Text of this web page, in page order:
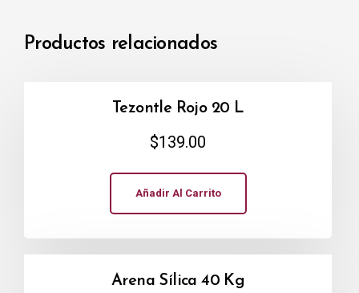
Productos relacionados
Tezontle Rojo 20 L
$139.00
Añadir Al Carrito
Arena Sílica 40 Kg